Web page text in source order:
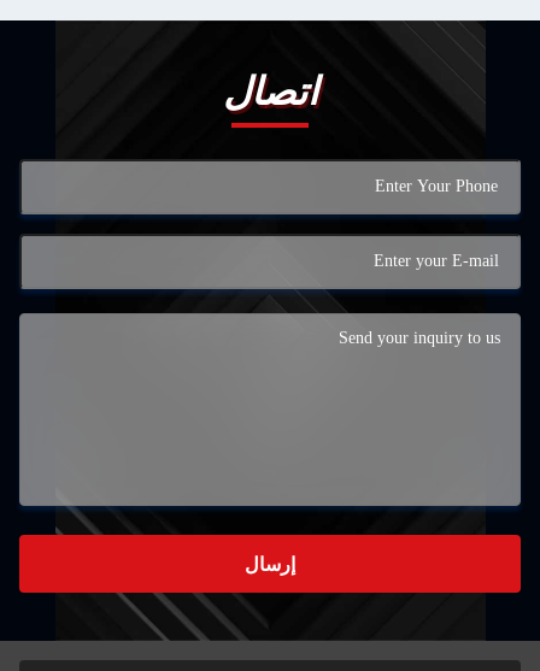
اتصال
إرسال